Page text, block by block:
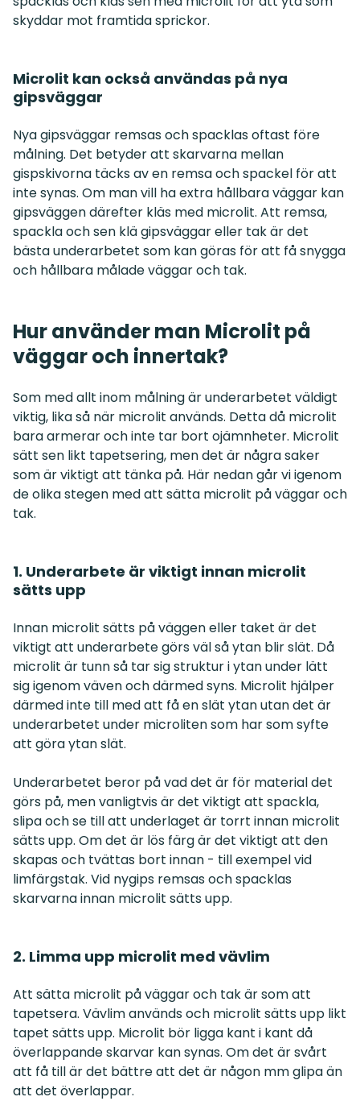
skyddar mot framtida sprickor.
Microlit kan också användas på nya
gipsväggar
Nya gipsväggar remsas och spacklas oftast före
målning. Det betyder att skarvarna mellan
gispskivorna täcks av en remsa och spackel för att
inte synas. Om man vill ha extra hållbara väggar kan
gipsväggen därefter kläs med microlit. Att remsa,
spackla och sen klä gipsväggar eller tak är det
bästa underarbetet som kan göras för att få snygga
och hållbara målade väggar och tak.
Hur använder man Microlit på
väggar och innertak?
Som med allt inom målning är underarbetet väldigt
viktig, lika så när microlit används. Detta då microlit
bara armerar och inte tar bort ojämnheter. Microlit
sätt sen likt tapetsering, men det är några saker
som är viktigt att tänka på. Här nedan går vi igenom
de olika stegen med att sätta microlit på väggar och
tak.
1. Underarbete är viktigt innan microlit
sätts upp
Innan microlit sätts på väggen eller taket är det
viktigt att underarbete görs väl så ytan blir slät. Då
microlit är tunn så tar sig struktur i ytan under lätt
sig igenom väven och därmed syns. Microlit hjälper
därmed inte till med att få en slät ytan utan det är
underarbetet under microliten som har som syfte
att göra ytan slät.
Underarbetet beror på vad det är för material det
görs på, men vanligtvis är det viktigt att spackla,
slipa och se till att underlaget är torrt innan microlit
sätts upp. Om det är lös färg är det viktigt att den
skapas och tvättas bort innan - till exempel vid
limfärgstak. Vid nygips remsas och spacklas
skarvarna innan microlit sätts upp.
2. Limma upp microlit med vävlim
Att sätta microlit på väggar och tak är som att
tapetsera. Vävlim används och microlit sätts upp likt
tapet sätts upp. Microlit bör ligga kant i kant då
överlappande skarvar kan synas. Om det är svårt
att få till är det bättre att det är någon mm glipa än
att det överlappar.